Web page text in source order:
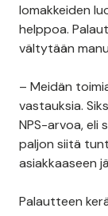
lomakkeiden
helppoa.
vältytään
– Meidän
vastauksia.
NPS-arvoa, eli
paljon siitä
asiakkaaseen
Palautteen